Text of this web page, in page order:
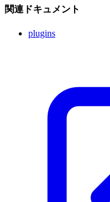
関連ドキュメント
plugins